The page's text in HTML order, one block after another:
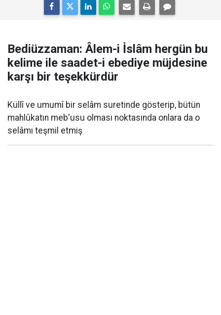
Bediüzzaman: Âlem-i İslâm hergün bu
kelime ile saadet-i ebediye müjdesine
karşı bir teşekkürdür
Küllî ve umumî bir selâm suretinde gösterip, bütün
mahlûkatın meb'usu olması noktasında onlara da o
selâmı teşmil etmiş